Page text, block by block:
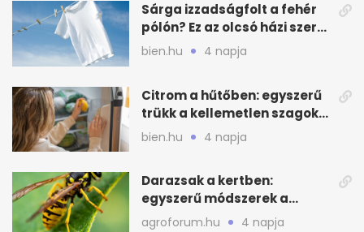
Sárga izzadságfolt a fehér
pólón? Ez az olcsó házi szer
beválhat
bien.hu 4 napja
Citrom a hűtőben: egyszerű
trükk a kellemetlen szagok
ellen
bien.hu 4 napja
Darazsak a kertben:
egyszerű módszerek a
távoltartásukra nyáron
agroforum.hu 4 napja